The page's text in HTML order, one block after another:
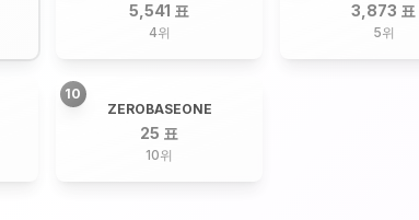
5,541 표
4위
3,873 표
5위
10
ZEROBASEONE
25 표
10위